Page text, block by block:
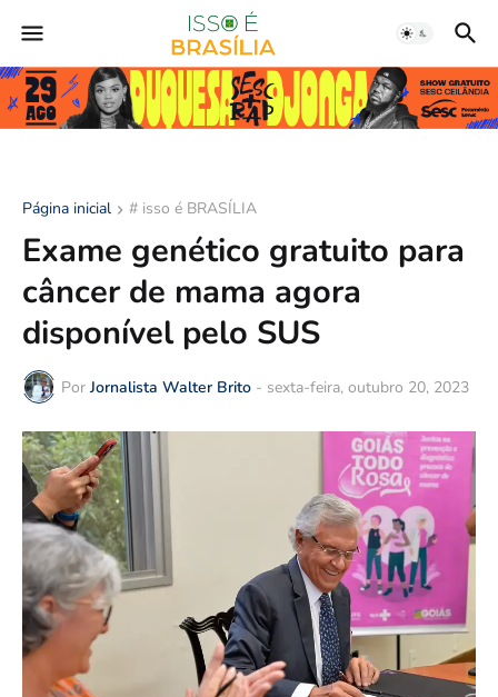
Página inicial # isso é BRASÍLIA
Exame genético gratuito para
câncer de mama agora
disponível pelo SUS
Por Jornalista Walter Brito - sexta-feira, outubro 20, 2023